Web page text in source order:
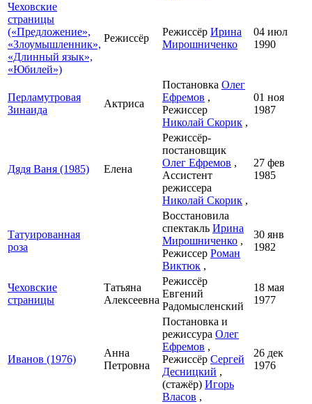
Чеховские
страницы
(«Предложение»,
«Злоумышленник»,
«Длинный язык»,
«Юбилей»)
Режиссёр
Режиссёр Ирина
Мирошниченко
04 июл
1990
Перламутровая
Зинаида
Актриса
Постановка Олег
Ефремов ,
Режиссер
Николай Скорик ,
01 ноя
1987
Дядя Ваня (1985) Елена
Режиссёр-
постановщик
Олег Ефремов ,
Ассистент
режиссера
Николай Скорик ,
27 фев
1985
Татуированная
роза
Восстановила
спектакль Ирина
Мирошниченко ,
Режиссер Роман
Виктюк ,
30 янв
1982
Чеховские
страницы
Татьяна
Алексеевна
Режиссёр
Евгений
Радомысленский
18 мая
1977
Иванов (1976)
Анна
Петровна
Постановка и
режиссура Олег
Ефремов ,
Режиссёр Сергей
Десницкий ,
(стажёр) Игорь
Власов ,
26 дек
1976